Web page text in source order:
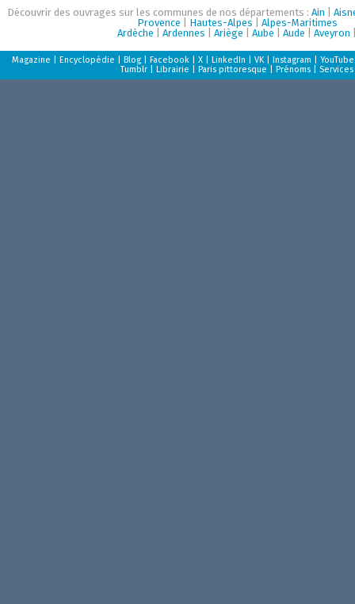
Découvrir des ouvrages sur les communes de nos départements :Ain |
Provence
Hautes-Alpes
Alpes-Maritimes
Ardèche |Ardennes |Ariège |Aube |Aude |Aveyron
Magazine |Encyclopédie |Blog |Facebook |X |LinkedIn |VK |Instagram |YouTube
Tumblr |Librairie |Paris pittoresque |Prénoms Services